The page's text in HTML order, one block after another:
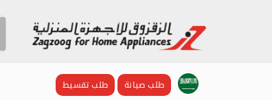
طلب صيانة طلب تقسيط